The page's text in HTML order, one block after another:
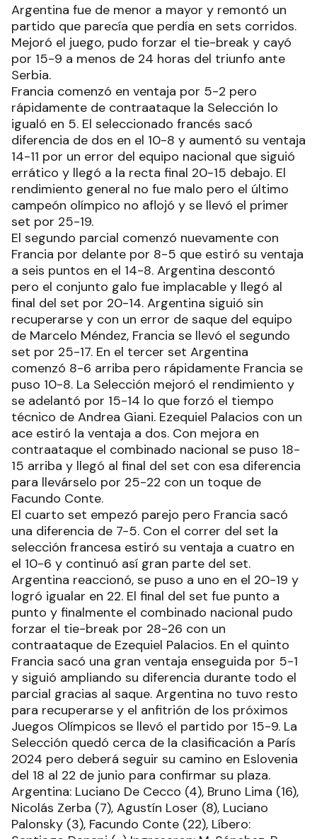
Argentina fue de menor a mayor y remontó un
partido que parecía que perdía en sets corridos.
Mejoró el juego, pudo forzar el tie-break y cayó
por 15-9 a menos de 24 horas del triunfo ante
Serbia.
Francia comenzó en ventaja por 5-2 pero
rápidamente de contraataque la Selección lo
igualó en 5. El seleccionado francés sacó
diferencia de dos en el 10-8 y aumentó su ventaja
14-11 por un error del equipo nacional que siguió
errático y llegó a la recta final 20-15 debajo. El
rendimiento general no fue malo pero el último
campeón olímpico no aflojó y se llevó el primer
set por 25-19.
El segundo parcial comenzó nuevamente con
Francia por delante por 8-5 que estiró su ventaja
a seis puntos en el 14-8. Argentina descontó
pero el conjunto galo fue implacable y llegó al
final del set por 20-14. Argentina siguió sin
recuperarse y con un error de saque del equipo
de Marcelo Méndez, Francia se llevó el segundo
set por 25-17. En el tercer set Argentina
comenzó 8-6 arriba pero rápidamente Francia se
puso 10-8. La Selección mejoró el rendimiento y
se adelantó por 15-14 lo que forzó el tiempo
técnico de Andrea Giani. Ezequiel Palacios con un
ace estiró la ventaja a dos. Con mejora en
contraataque el combinado nacional se puso 18-
15 arriba y llegó al final del set con esa diferencia
para llevárselo por 25-22 con un toque de
Facundo Conte.
El cuarto set empezó parejo pero Francia sacó
una diferencia de 7-5. Con el correr del set la
selección francesa estiró su ventaja a cuatro en
el 10-6 y continuó así gran parte del set.
Argentina reaccionó, se puso a uno en el 20-19 y
logró igualar en 22. El final del set fue punto a
punto y finalmente el combinado nacional pudo
forzar el tie-break por 28-26 con un
contraataque de Ezequiel Palacios. En el quinto
Francia sacó una gran ventaja enseguida por 5-1
y siguió ampliando su diferencia durante todo el
parcial gracias al saque. Argentina no tuvo resto
para recuperarse y el anfitrión de los próximos
Juegos Olímpicos se llevó el partido por 15-9. La
Selección quedó cerca de la clasificación a París
2024 pero deberá seguir su camino en Eslovenia
del 18 al 22 de junio para confirmar su plaza.
Argentina: Luciano De Cecco (4), Bruno Lima (16),
Nicolás Zerba (7), Agustín Loser (8), Luciano
Palonsky (3), Facundo Conte (22), Líbero: